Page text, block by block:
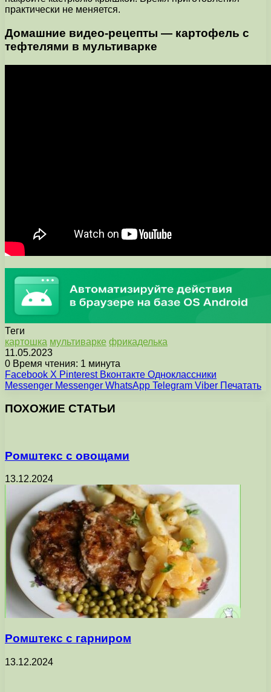
практически не меняется.
Домашние видео-рецепты — картофель с
тефтелями в мультиварке
Теги
картошка мультиварке фрикаделька
11.05.2023
0 Время чтения: 1 минута
Facebook X Pinterest Вконтакте Одноклассники
Messenger Messenger WhatsApp Telegram Viber Печатать
ПОХОЖИЕ СТАТЬИ
Ромштекс с овощами
13.12.2024
Ромштекс с гарниром
13.12.2024